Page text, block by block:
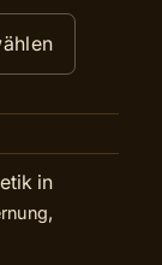
in
,